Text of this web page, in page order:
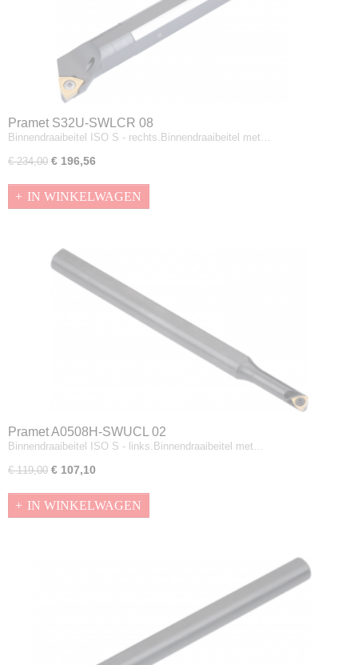
Pramet S32U-SWLCR 08
Binnendraaibeitel ISO S - rechts.Binnendraaibeitel met…
€ 234,00 € 196,56
IN WINKELWAGEN
Pramet A0508H-SWUCL 02
Binnendraaibeitel ISO S - links.Binnendraaibeitel met…
€ 119,00 € 107,10
IN WINKELWAGEN